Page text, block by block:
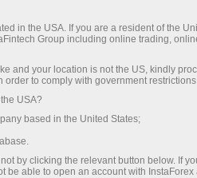
的
系统
account
account
in the USA. If you are a resident of the
Group including online trading,
and your location is not the US, kindly
to comply with government
USA?
based in the United States;
by clicking the relevant button below. If
be able to open an account with InstaForex